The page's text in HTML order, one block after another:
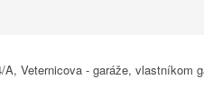
Veternicova - garáže, vlastníkom